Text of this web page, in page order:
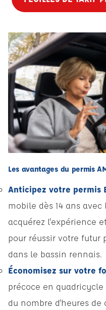
Les avantages du permis
Anticipez votre permis
mobile dès 14 ans avec
acquérez l'expérience
pour réussir votre futur
dans le bassin rennais.
Économisez sur votre
précoce en
du nombre d'heures